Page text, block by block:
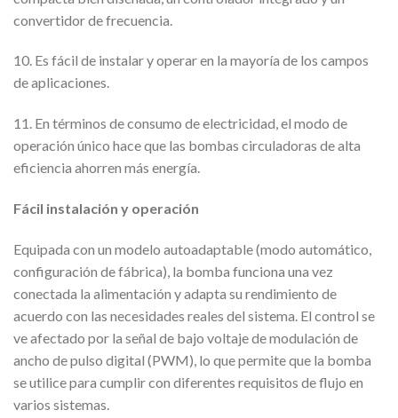
convertidor de frecuencia.
10. Es fácil de instalar y operar en la mayoría de los campos
de aplicaciones.
11. En términos de consumo de electricidad, el modo de
operación único hace que las bombas circuladoras de alta
eficiencia ahorren más energía.
Fácil instalación y operación
Equipada con un modelo autoadaptable (modo automático,
configuración de fábrica), la bomba funciona una vez
conectada la alimentación y adapta su rendimiento de
acuerdo con las necesidades reales del sistema. El control se
ve afectado por la señal de bajo voltaje de modulación de
ancho de pulso digital (PWM), lo que permite que la bomba
se utilice para cumplir con diferentes requisitos de flujo en
varios sistemas.